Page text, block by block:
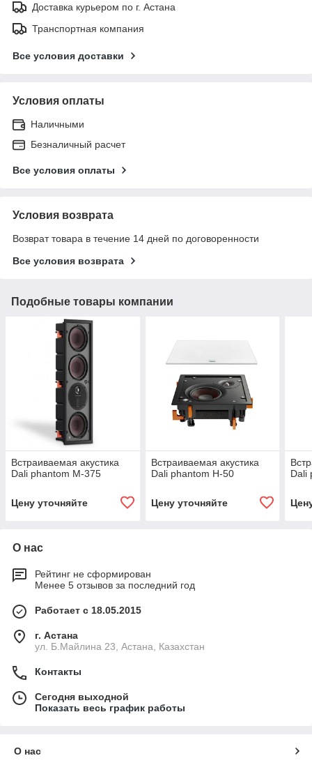
Доставка курьером по г. Астана
Транспортная компания
Все условия доставки
Условия оплаты
Наличными
Безналичный расчет
Все условия оплаты
Условия возврата
Возврат товара в течение 14 дней по договоренности
Все условия возврата
Подобные товары компании
Встраиваемая акустика
Dali phantom M-375
Цену уточняйте
Встраиваемая акустика
Dali phantom H-50
Цену уточняйте
Dali
О нас
Рейтинг не сформирован
Менее 5 отзывов за последний год
Работает с 18.05.2015
г. Астана
ул. Б.Майлина 23, Астана, Казахстан
Контакты
Сегодня выходной
Показать весь график работы
О нас